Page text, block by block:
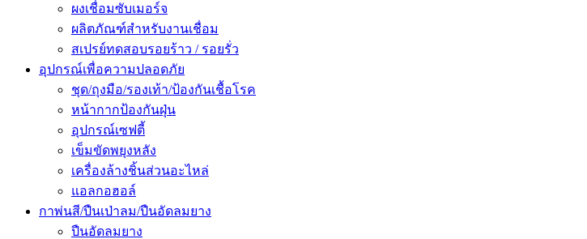
ผงเชื่อมซับเมอร์จ
ผลิตภัณฑ์สำหรับงานเชื่อม
สเปรย์ทดสอบรอยร้าว / รอยรั่ว
อุปกรณ์เพื่อความปลอดภัย
ชุด/ถุงมือ/รองเท้า/ป้องกันเชื้อโรค
หน้ากากป้องกันฝุ่น
อุปกรณ์เซฟตี้
เข็มขัดพยุงหลัง
เครื่องล้างชิ้นส่วนอะไหล่
แอลกอฮอล์
กาพ่นสี/ปืนเป่าลม/ปืนอัดลมยาง
ปืนอัดลมยาง